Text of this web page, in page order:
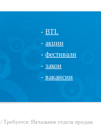
- BTL
- акции
- фестивали
- закон
- вакансии
/ Требуется: Начальник отдела продаж